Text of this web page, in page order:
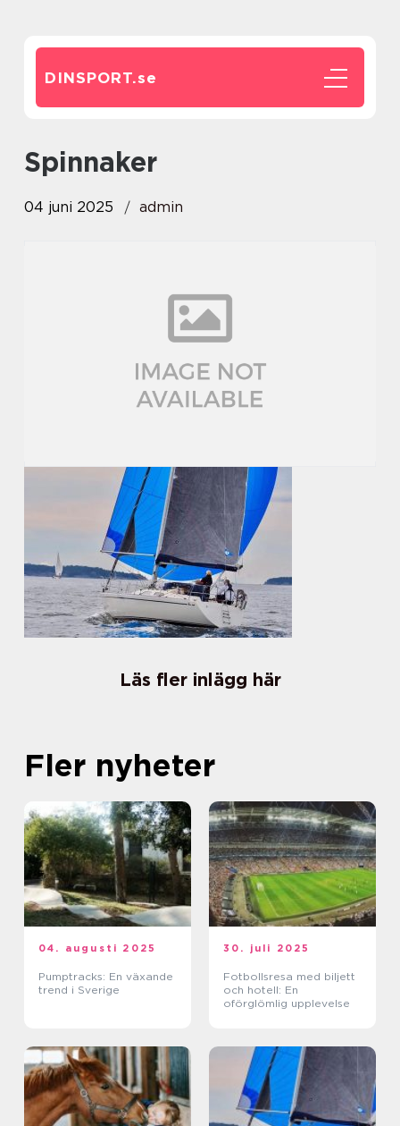
DINSPORT.se
spinnaker
04 juni 2025 admin
Läs fler inlägg här
Fler nyheter
04. augusti 2025
Pumptracks: En växande
trend i Sverige
30. juli 2025
Fotbollsresa med biljett
och hotell: En
oförglömlig upplevelse